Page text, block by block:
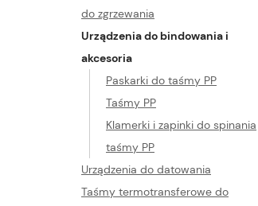
do zgrzewania
Urządzenia do bindowania i
akcesoria
Paskarki do taśmy PP
Taśmy PP
Klamerki i zapinki do spinania
taśmy PP
Urządzenia do datowania
Taśmy termotransferowe do